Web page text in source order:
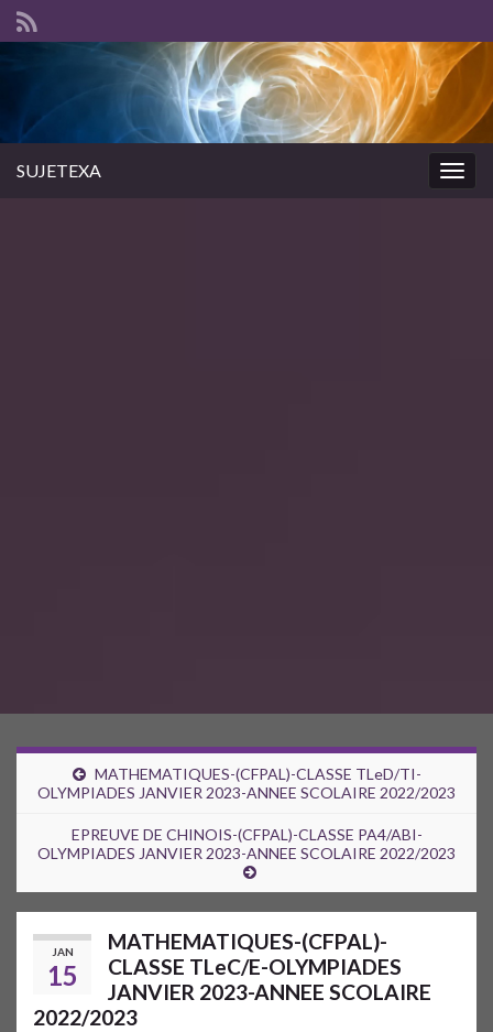
SUJETEXA
MATHEMATIQUES-(CFPAL)-CLASSE TLeD/TI-
OLYMPIADES JANVIER 2023-ANNEE SCOLAIRE 2022/2023
EPREUVE DE CHINOIS-(CFPAL)-CLASSE PA4/ABI-
OLYMPIADES JANVIER 2023-ANNEE SCOLAIRE 2022/2023
JAN
15
MATHEMATIQUES-(CFPAL)-
CLASSE TLeC/E-OLYMPIADES
JANVIER 2023-ANNEE SCOLAIRE
2022/2023